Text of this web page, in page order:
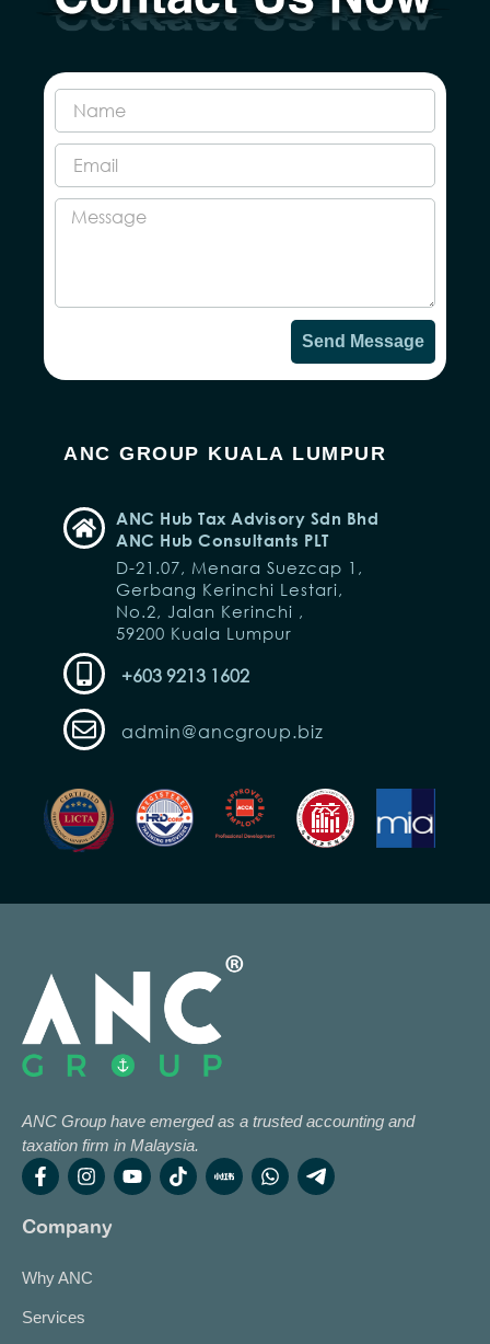
ANC GROUP KUALA LUMPUR
ANC Hub Tax Advisory Sdn Bhd
ANC Hub Consultants PLT
D-21.07, Menara Suezcap 1,
Gerbang Kerinchi Lestari,
No.2, Jalan Kerinchi ,
59200 Kuala Lumpur
+603 9213 1602
admin@ancgroup.biz
Send Message
ANC Group have emerged as a trusted accounting and
taxation firm in Malaysia.
Company
Why ANC
Services